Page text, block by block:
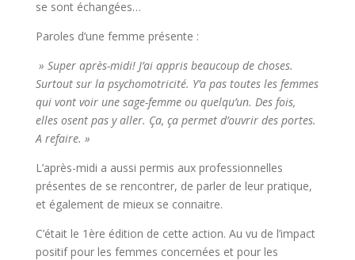
se sont échangées…
Paroles d’une femme présente :
» Super après-midi! J’ai appris beaucoup de choses.
Surtout sur la psychomotricité. Y’a pas toutes les femmes
qui vont voir une sage-femme ou quelqu’un. Des fois,
elles osent pas y aller. Ça, ça permet d’ouvrir des portes.
A refaire. »
L’après-midi a aussi permis aux professionnelles
présentes de se rencontrer, de parler de leur pratique,
et également de mieux se connaitre.
C’était le 1ère édition de cette action. Au vu de l’impact
positif pour les femmes concernées et pour les